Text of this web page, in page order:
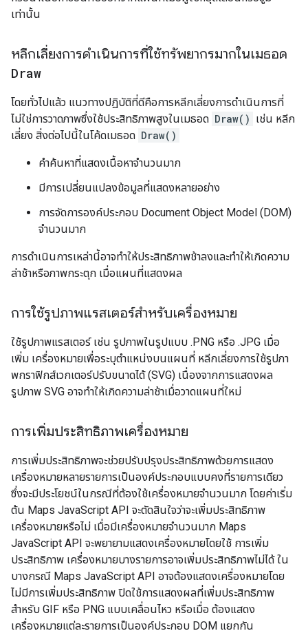
เท่านั้น
หลีกเลี่ยงการดำเนินการที่ใช้ทรัพยากรมากในเมธอด
Draw
โดยทั่วไปแล้ว แนวทางปฏิบัติที่ดีคือการหลีกเลี่ยงการดำเนินการที่
ไม่ใช่การวาดภาพซึ่งใช้ประสิทธิภาพสูงในเมธอด Draw() เช่น หลีก
เลี่ยง สิ่งต่อไปนี้ในโค้ดเมธอด Draw()
คำค้นหาที่แสดงเนื้อหาจำนวนมาก
มีการเปลี่ยนแปลงข้อมูลที่แสดงหลายอย่าง
การจัดการองค์ประกอบ Document Object Model (DOM)
จำนวนมาก
การดำเนินการเหล่านี้อาจทำให้ประสิทธิภาพช้าลงและทำให้เกิดความ
ล่าช้าหรือภาพกระตุก เมื่อแผนที่แสดงผล
การใช้รูปภาพแรสเตอร์สำหรับเครื่องหมาย
ใช้รูปภาพแรสเตอร์ เช่น รูปภาพในรูปแบบ .PNG หรือ .JPG เมื่อ
เพิ่ม เครื่องหมายเพื่อระบุตำแหน่งบนแผนที่ หลีกเลี่ยงการใช้รูปภา
พกราฟิกส์เวกเตอร์ปรับขนาดได้ (SVG) เนื่องจากการแสดงผล
รูปภาพ SVG อาจทำให้เกิดความล่าช้าเมื่อวาดแผนที่ใหม่
การเพิ่มประสิทธิภาพเครื่องหมาย
การเพิ่มประสิทธิภาพจะช่วยปรับปรุงประสิทธิภาพด้วยการแสดง
เครื่องหมายหลายรายการเป็นองค์ประกอบแบบคงที่รายการเดียว
ซึ่งจะมีประโยชน์ในกรณีที่ต้องใช้เครื่องหมายจำนวนมาก โดยค่าเริ่ม
ต้น Maps JavaScript API จะตัดสินใจว่าจะเพิ่มประสิทธิภาพ
เครื่องหมายหรือไม่ เมื่อมีเครื่องหมายจำนวนมาก Maps
JavaScript API จะพยายามแสดงเครื่องหมายโดยใช้ การเพิ่ม
ประสิทธิภาพ เครื่องหมายบางรายการอาจเพิ่มประสิทธิภาพไม่ได้ ใน
บางกรณี Maps JavaScript API อาจต้องแสดงเครื่องหมายโดย
ไม่มีการเพิ่มประสิทธิภาพ ปิดใช้การแสดงผลที่เพิ่มประสิทธิภาพ
สำหรับ GIF หรือ PNG แบบเคลื่อนไหว หรือเมื่อ ต้องแสดง
เครื่องหมายแต่ละรายการเป็นองค์ประกอบ DOM แยกกัน